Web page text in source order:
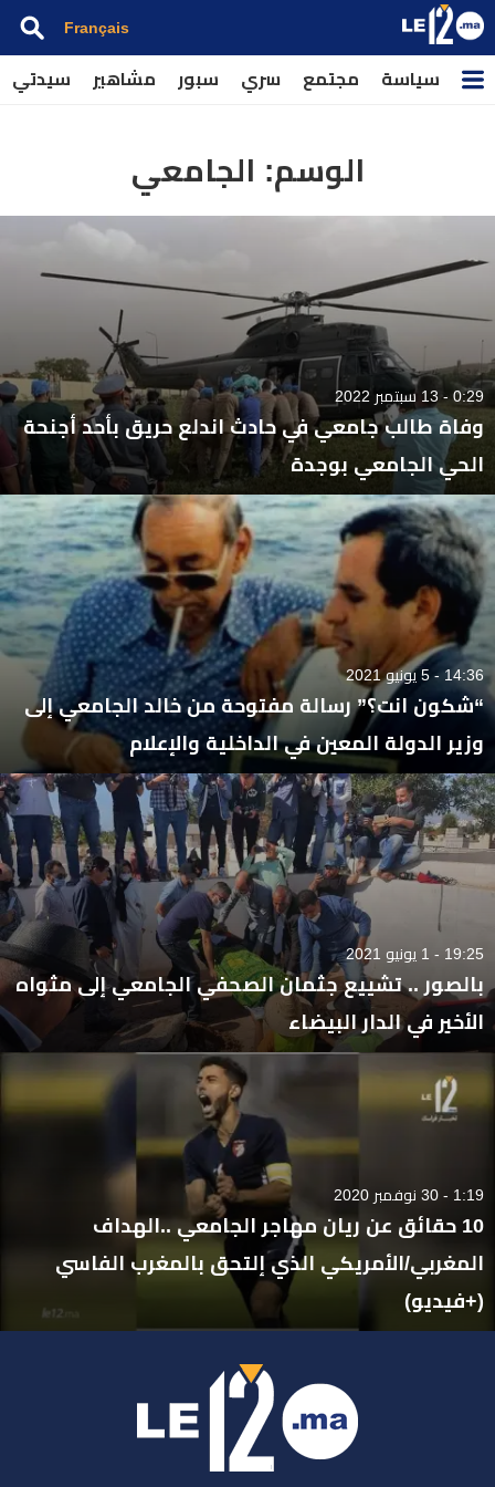
Français
سياسة مجتمع سري سبور مشاهير سيدتي
الوسم: الجامعي
0:29 - 13 سبتمبر 2022
وفاة طالب جامعي في حادث اندلع حريق بأحد أجنحة
الحي الجامعي بوجدة
14:36 - 5 يونيو 2021
“شكون انت؟” رسالة مفتوحة من خالد الجامعي إلى
وزير الدولة المعين في الداخلية والإعلام
19:25 - 1 يونيو 2021
بالصور .. تشييع جثمان الصحفي الجامعي إلى مثواه
الأخير في الدار البيضاء
1:19 - 30 نوفمبر 2020
10 حقائق عن ريان مهاجر الجامعي ..الهداف
المغربي/الأمريكي الذي إلتحق بالمغرب الفاسي
(+فيديو)